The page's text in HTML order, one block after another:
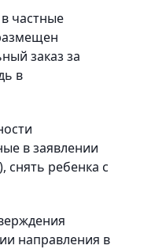
частные
заказ за
в
в заявлении
снять ребенка с
направления в